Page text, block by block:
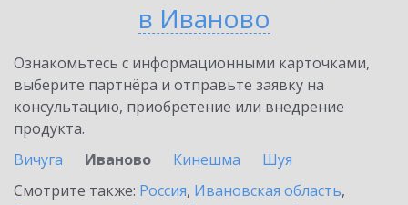
в Иваново
Ознакомьтесь с информационными карточками,
выберите партнёра и отправьте заявку на
консультацию, приобретение или внедрение
продукта.
Вичуга
Иваново Кинешма
Шуя
Смотрите также: Россия, Ивановская область,